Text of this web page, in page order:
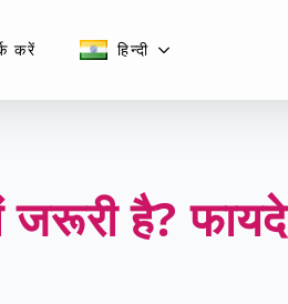
करें हिन्दी
है? फायदे